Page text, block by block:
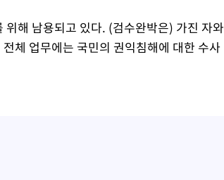
해 남용되고 있다. (검수완박은) 가진 자와
체 업무에는 국민의 권익침해에 대한 수사